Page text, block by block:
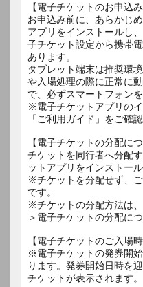
【電子チケットのお申込
お申込み前に、あらかじ
アプリをインストールし
子チケット設定から携帯
あります。
タブレット端末は推奨環
や入場処理の際に正常に
で、必ずスマートフォン
※電子チケットアプリの
「ご利用ガイド」をご確
【電子チケットの分配につ
チケットを同行者へ分配
ットアプリをインストー
※チケットを分配せず、
です。
※チケットの分配方法は
＞電子チケットの分配に
【電子チケットのご入場
※電子チケットの発券開
ります。発券開始日時を
チケットが表示されます。